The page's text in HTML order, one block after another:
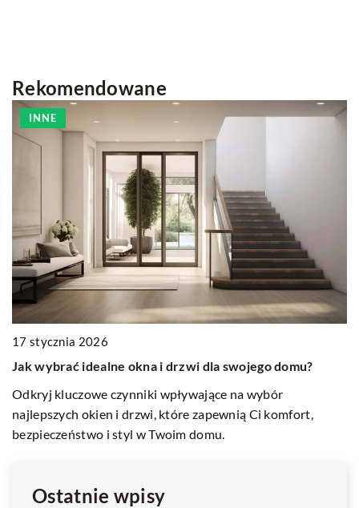
Rekomendowane
INNE
17 stycznia 2026
Jak wybrać idealne okna i drzwi dla swojego domu?
Odkryj kluczowe czynniki wpływające na wybór
najlepszych okien i drzwi, które zapewnią Ci komfort,
bezpieczeństwo i styl w Twoim domu.
Ostatnie wpisy